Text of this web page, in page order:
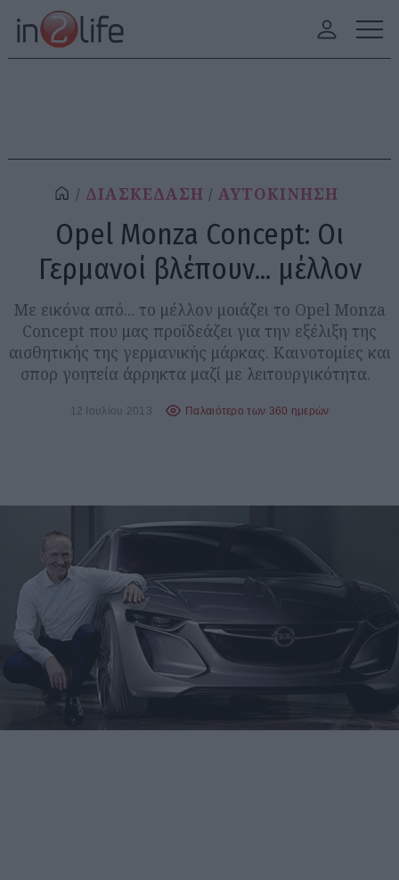
ΔΙΑΣΚΕΔΑΣΗ ΑΥΤΟΚΙΝΗΣΗ
Opel Monza Concept: Οι
Γερμανοί βλέπουν... μέλλον
Με εικόνα από... το μέλλον μοιάζει το Opel Monza
Concept που μας προϊδεάζει για την εξέλιξη της
αισθητικής της γερμανικής μάρκας. Καινοτομίες και
σπορ γοητεία άρρηκτα μαζί με λειτουργικότητα.
12 Ιουλίου 2013 Παλαιότερο των 360 ημερών